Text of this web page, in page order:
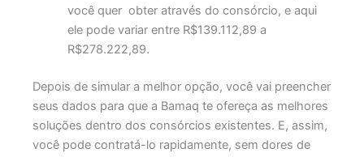
você quer obter através do consórcio, e aqui
ele pode variar entre R$139.112,89 a
R$278.222,89.
Depois de simular a melhor opção, você vai preencher
seus dados para que a Bamaq te ofereça as melhores
soluções dentro dos consórcios existentes. E, assim,
você pode contratá-lo rapidamente, sem dores de